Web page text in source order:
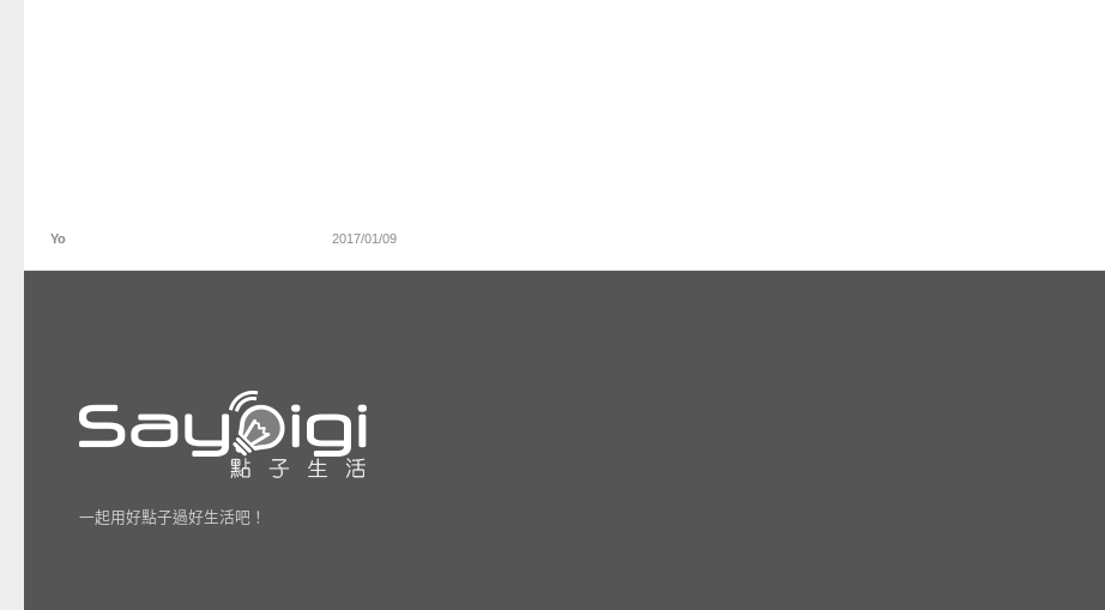
Yo 2017/01/09
一起用好點子過好生活吧！